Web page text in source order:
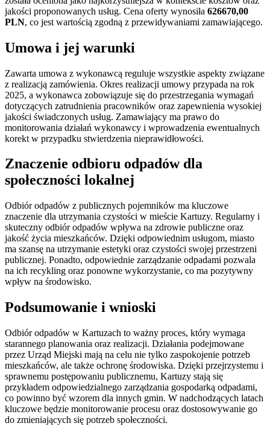
jakości proponowanych usług. Cena oferty wynosiła 626670,00
PLN, co jest wartością zgodną z przewidywaniami zamawiającego.
Umowa i jej warunki
Zawarta umowa z wykonawcą reguluje wszystkie aspekty związane
z realizacją zamówienia. Okres realizacji umowy przypada na rok
2025, a wykonawca zobowiązuje się do przestrzegania wymagań
dotyczących zatrudnienia pracowników oraz zapewnienia wysokiej
jakości świadczonych usług. Zamawiający ma prawo do
monitorowania działań wykonawcy i wprowadzenia ewentualnych
korekt w przypadku stwierdzenia nieprawidłowości.
Znaczenie odbioru odpadów dla
społeczności lokalnej
Odbiór odpadów z publicznych pojemników ma kluczowe
znaczenie dla utrzymania czystości w mieście Kartuzy. Regularny i
skuteczny odbiór odpadów wpływa na zdrowie publiczne oraz
jakość życia mieszkańców. Dzięki odpowiednim usługom, miasto
ma szansę na utrzymanie estetyki oraz czystości swojej przestrzeni
publicznej. Ponadto, odpowiednie zarządzanie odpadami pozwala
na ich recykling oraz ponowne wykorzystanie, co ma pozytywny
wpływ na środowisko.
Podsumowanie i wnioski
Odbiór odpadów w Kartuzach to ważny proces, który wymaga
starannego planowania oraz realizacji. Działania podejmowane
przez Urząd Miejski mają na celu nie tylko zaspokojenie potrzeb
mieszkańców, ale także ochronę środowiska. Dzięki przejrzystemu i
sprawnemu postępowaniu publicznemu, Kartuzy stają się
przykładem odpowiedzialnego zarządzania gospodarką odpadami,
co powinno być wzorem dla innych gmin. W nadchodzących latach
kluczowe będzie monitorowanie procesu oraz dostosowywanie go
do zmieniających się potrzeb społeczności.